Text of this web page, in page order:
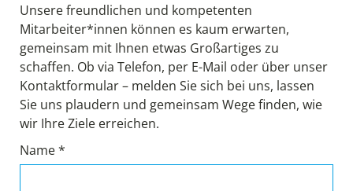
Unsere freundlichen und kompetenten
Mitarbeiter*innen können es kaum erwarten,
gemeinsam mit Ihnen etwas Großartiges zu
schaffen. Ob via Telefon, per E-Mail oder über unser
Kontaktformular – melden Sie sich bei uns, lassen
Sie uns plaudern und gemeinsam Wege finden, wie
wir Ihre Ziele erreichen.
Name *